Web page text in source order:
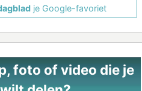
je Google-favoriet
foto of video die je